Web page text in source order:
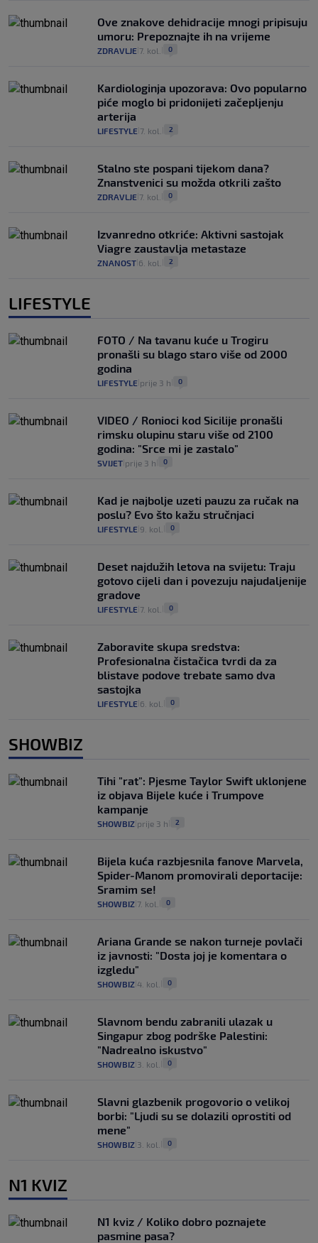
Ove znakove dehidracije mnogi pripisuju
umoru: Prepoznajte ih na vrijeme
ZDRAVLJE 7. kol. 0
Kardiologinja upozorava: Ovo popularno
piće moglo bi pridonijeti začepljenju
arterija
LIFESTYLE 7. kol. 2
Stalno ste pospani tijekom dana?
Znanstvenici su možda otkrili zašto
ZDRAVLJE 7. kol. 0
Izvanredno otkriće: Aktivni sastojak
Viagre zaustavlja metastaze
ZNANOST 6. kol. 2
LIFESTYLE
FOTO / Na tavanu kuće u Trogiru
pronašli su blago staro više od 2000
godina
LIFESTYLE prije 3 h 0
VIDEO / Ronioci kod Sicilije pronašli
rimsku olupinu staru više od 2100
godina: "Srce mi je zastalo"
SVIJET prije 3 h 0
Kad je najbolje uzeti pauzu za ručak na
poslu? Evo što kažu stručnjaci
LIFESTYLE 9. kol. 0
Deset najdužih letova na svijetu: Traju
gotovo cijeli dan i povezuju najudaljenije
gradove
LIFESTYLE 7. kol. 0
Zaboravite skupa sredstva:
Profesionalna čistačica tvrdi da za
blistave podove trebate samo dva
sastojka
LIFESTYLE 6. kol. 0
SHOWBIZ
Tihi "rat": Pjesme Taylor Swift uklonjene
iz objava Bijele kuće i Trumpove
kampanje
SHOWBIZ prije 3 h 2
Bijela kuća razbjesnila fanove Marvela,
Spider-Manom promovirali deportacije:
Sramim se!
SHOWBIZ 7. kol. 0
Ariana Grande se nakon turneje povlači
iz javnosti: "Dosta joj je komentara o
izgledu"
SHOWBIZ 4. kol. 0
Slavnom bendu zabranili ulazak u
Singapur zbog podrške Palestini:
"Nadrealno iskustvo"
SHOWBIZ 3. kol. 0
Slavni glazbenik progovorio o velikoj
borbi: "Ljudi su se dolazili oprostiti od
mene"
SHOWBIZ 3. kol. 0
N1 KVIZ
N1 kviz / Koliko dobro poznajete
pasmine pasa?